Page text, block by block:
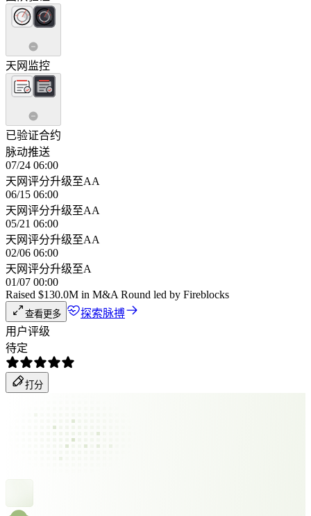
天网监控
已验证合约
脉动推送
07/24 06:00
天网评分升级至AA
06/15 06:00
天网评分升级至AA
05/21 06:00
天网评分升级至AA
02/06 06:00
天网评分升级至A
01/07 00:00
Raised $130.0M in M&A Round led by Fireblocks
查看更多
探索脉搏
用户评级
待定
打分